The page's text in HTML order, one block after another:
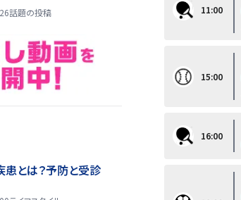
話題の投稿
とは？予防と受診
11:00
15:00
16:00